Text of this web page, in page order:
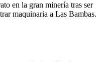
en la gran minería tras ser
maquinaria a Las Bambas.